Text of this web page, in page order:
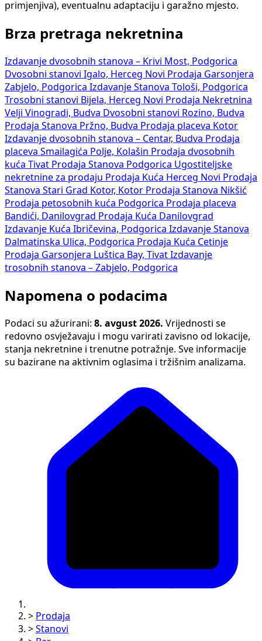
primjenjiva), eventualnu adaptaciju i garažno mjesto.
Brza pretraga nekretnina
Izdavanje dvosobnih stanova – Krivi Most, Podgorica
Dvosobni stanovi Igalo, Herceg Novi Prodaja Garsonjera
Zabjelo, Podgorica Izdavanje Stanova Tološi, Podgorica
Trosobni stanovi Bijela, Herceg Novi Prodaja Nekretnina
Velji Vinogradi, Budva Dvosobni stanovi Rozino, Budva
Prodaja Stanova Pržno, Budva Prodaja placeva Kotor
Izdavanje dvosobnih stanova – Centar, Budva Prodaja
placeva Smailagića Polje, Kolašin Prodaja dvosobnih
kuća Tivat Prodaja Stanova Podgorica Ugostiteljske
nekretnine za prodaju Prodaja Kuća Herceg Novi Prodaja
Stanova Stari Grad Kotor, Kotor Prodaja Stanova Nikšić
Prodaja petosobnih kuća Podgorica Prodaja placeva
Bandići, Danilovgrad Prodaja Kuća Danilovgrad
Izdavanje Kuća Ibričevina, Podgorica Izdavanje Stanova
Dalmatinska Ulica, Podgorica Prodaja Kuća Cetinje
Prodaja Garsonjera Luštica Bay, Tivat Izdavanje
trosobnih stanova – Zabjelo, Podgorica
Napomena o podacima
Podaci su ažurirani: 8. avgust 2026. Vrijednosti se
redovno osvježavaju i mogu varirati zavisno od lokacije,
stanja nekretnine i trenutne potražnje. Sve informacije
su bazirane na aktivnim oglasima i tržišnim analizama.
> Prodaja
> Stanovi